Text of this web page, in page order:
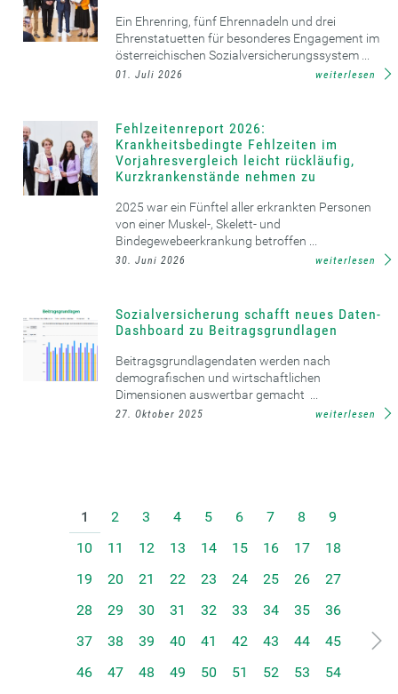
Ein Ehrenring, fünf Ehrennadeln und drei
Ehrenstatuetten für besonderes Engagement im
österreichischen Sozialversicherungssystem ...
01. Juli 2026 weiterlesen
Fehlzeitenreport 2026:
Krankheitsbedingte Fehlzeiten im
Vorjahresvergleich leicht rückläufig,
Kurzkrankenstände nehmen zu
2025 war ein Fünftel aller erkrankten Personen
von einer Muskel-, Skelett- und
Bindegewebeerkrankung betroffen ...
30. Juni 2026 weiterlesen
Sozialversicherung schafft neues Daten-
Dashboard zu Beitragsgrundlagen
Beitragsgrundlagendaten werden nach
demografischen und wirtschaftlichen
Dimensionen auswertbar gemacht ...
27. Oktober 2025 weiterlesen
1 2 3 4 5 6 7 8
9
10
11 12 13 14 15 16 17
18
19
20 21 22 23 24 25 26
27
28
29 30 31 32 33 34 35
36
37
38 39 40 41 42 43 44
45
46
47 48 49 50 51 52 53
54